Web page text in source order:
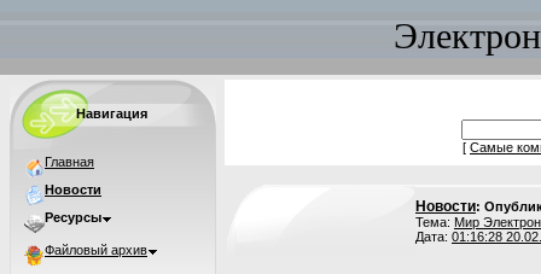
Навигация
Главная
Новости
Ресурсы
Файловый архив
[ Самые
Новости:
Тема: Мир
Дата: 01:16:28